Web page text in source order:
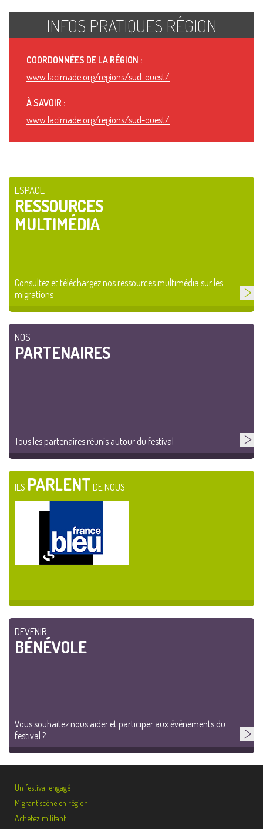
INFOS PRATIQUES RÉGION
COORDONNÉES DE LA RÉGION :
www.lacimade.org/regions/sud-ouest/
À SAVOIR :
www.lacimade.org/regions/sud-ouest/
ESPACE
RESSOURCES
MULTIMÉDIA
Consultez et téléchargez nos ressources multimédia sur les
migrations
NOS
PARTENAIRES
Tous les partenaires réunis autour du festival
ILS PARLENT DE NOUS
DEVENIR
BÉNÉVOLE
Vous souhaitez nous aider et participer aux événements du
festival ?
Un festival engagé
Migrant’scène en région
Achetez militant